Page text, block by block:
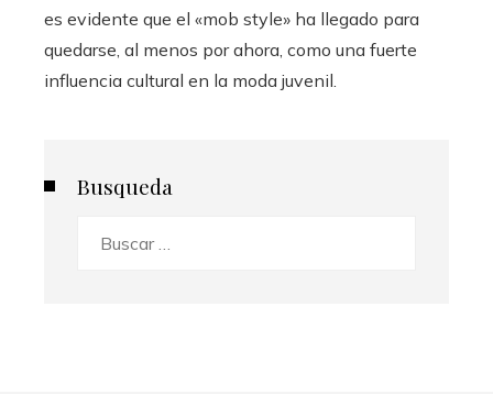
es evidente que el «mob style» ha llegado para
quedarse, al menos por ahora, como una fuerte
influencia cultural en la moda juvenil.
Busqueda